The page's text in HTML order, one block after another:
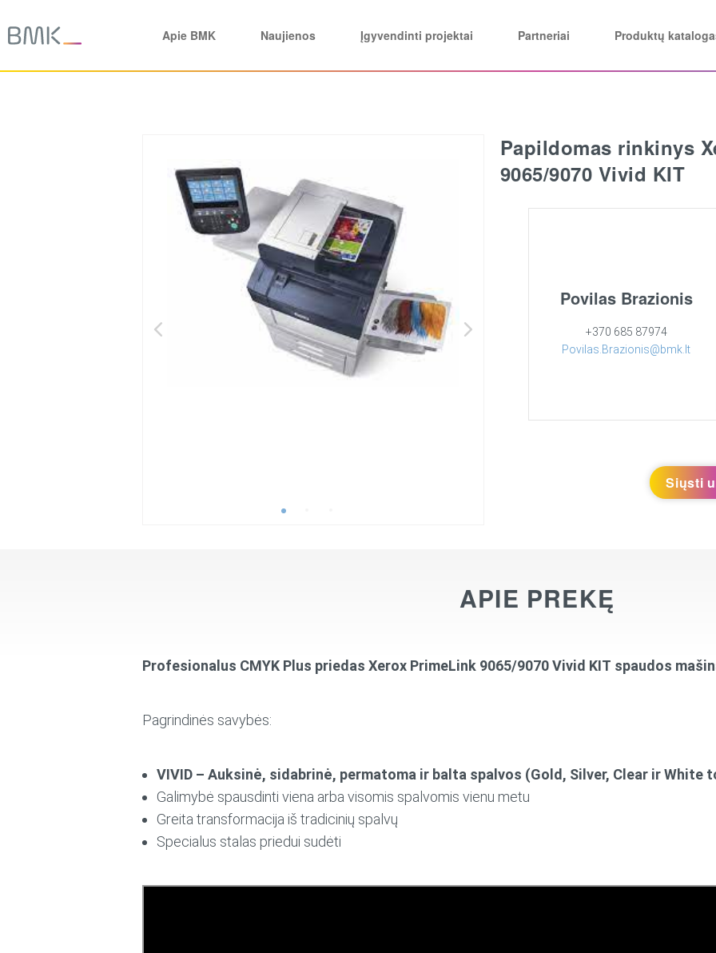
Apie BMK Naujienos Įgyvendinti projektai Partneriai Produktų
Papildomas rinkinys
9065/9070 Vivid KIT
Povilas Brazionis
+370 685 87974
Povilas.Brazionis@bmk.lt
Siųsti
APIE PREKĘ
Profesionalus CMYK Plus priedas Xerox PrimeLink 9065/9070 Vivid KIT spaudos
Pagrindinės savybės:
VIVID – Auksinė, sidabrinė, permatoma ir balta spalvos (Gold, Silver, Clear ir White
Galimybė spausdinti viena arba visomis spalvomis vienu metu
Greita transformacija iš tradicinių spalvų
Specialus stalas priedui sudėti